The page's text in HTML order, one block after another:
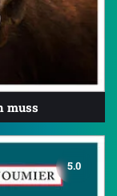
muss
5.0